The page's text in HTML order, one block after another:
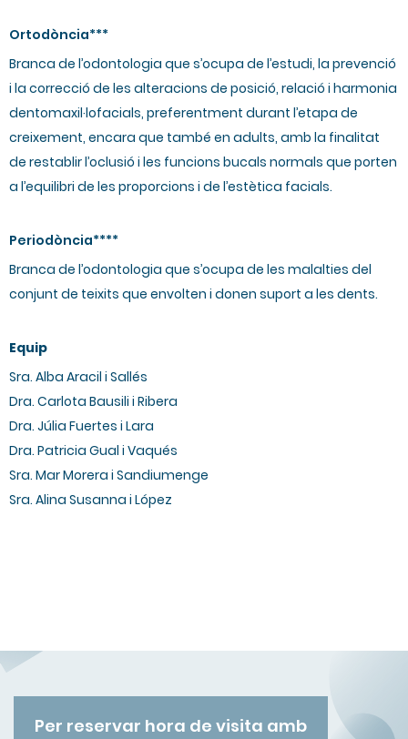
Ortodòncia***
Branca de l’odontologia que s’ocupa de l’estudi, la prevenció
i la correcció de les alteracions de posició, relació i harmonia
dentomaxil·lofacials, preferentment durant l’etapa de
creixement, encara que també en adults, amb la finalitat
de restablir l’oclusió i les funcions bucals normals que porten
a l’equilibri de les proporcions i de l’estètica facials.
Periodòncia****
Branca de l’odontologia que s’ocupa de les malalties del
conjunt de teixits que envolten i donen suport a les dents.
Equip
Sra. Alba Aracil i Sallés
Dra. Carlota Bausili i Ribera
Dra. Júlia Fuertes i Lara
Dra. Patricia Gual i Vaqués
Sra. Mar Morera i Sandiumenge
Sra. Alina Susanna i López
Per reservar hora de visita amb